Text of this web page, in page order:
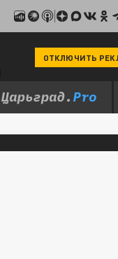
ОТКЛЮЧИТЬ